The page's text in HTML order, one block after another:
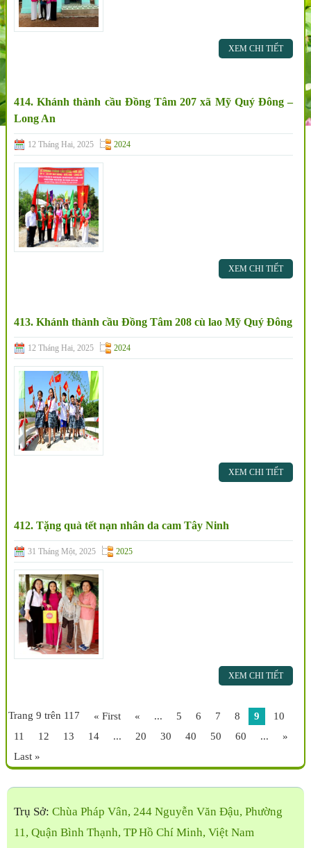
XEM CHI TIẾT
414. Khánh thành cầu Đồng Tâm 207 xã Mỹ Quý Đông –
Long An
12 Tháng Hai, 2025 2024
XEM CHI TIẾT
413. Khánh thành cầu Đồng Tâm 208 cù lao Mỹ Quý Đông
12 Tháng Hai, 2025 2024
XEM CHI TIẾT
412. Tặng quà tết nạn nhân da cam Tây Ninh
31 Tháng Một, 2025 2025
XEM CHI TIẾT
Trang 9 trên 117 « First « ... 5 6 7 8 9
10
11
12 13 14 ... 20 30 40 50 60 ...
»
Last »
Trụ Sở: Chùa Pháp Vân, 244 Nguyễn Văn Đậu, Phường
11, Quận Bình Thạnh, TP Hồ Chí Minh, Việt Nam